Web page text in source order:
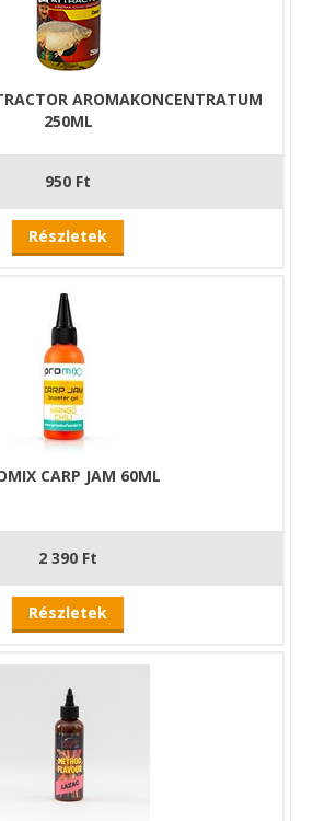
AROMAKONCENTRATUM
250ML
950 Ft
Részletek
CARP JAM 60ML
2 390 Ft
Részletek